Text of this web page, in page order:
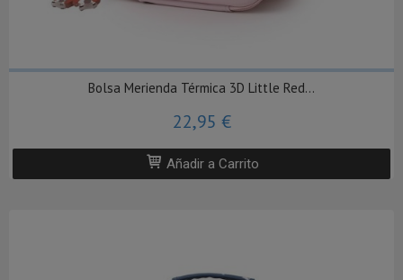
Bolsa Merienda Térmica 3D Little Red...
22,95 €
Añadir a Carrito